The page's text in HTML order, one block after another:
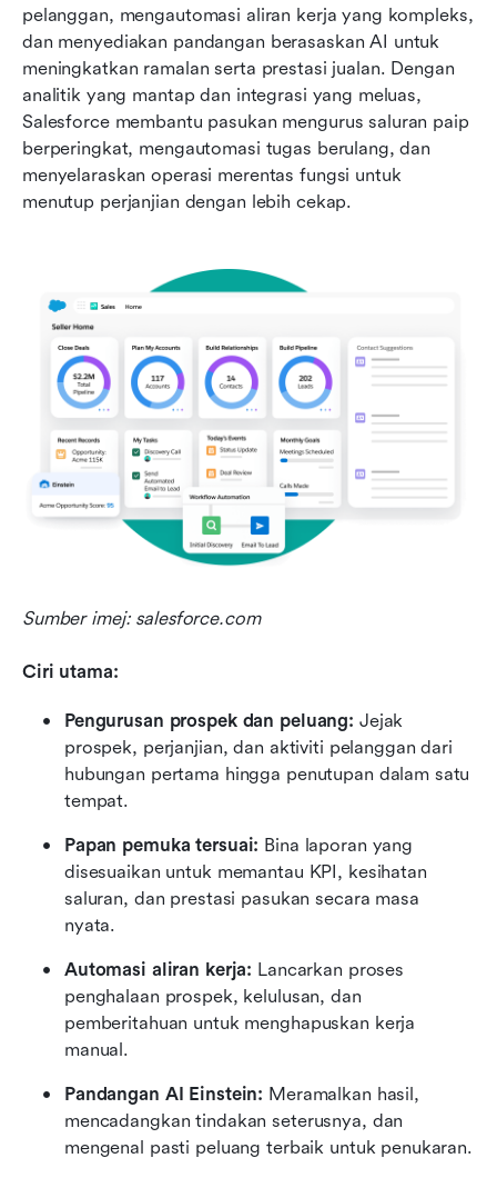
pelanggan, mengautomasi aliran kerja yang kompleks,
dan menyediakan pandangan berasaskan AI untuk
meningkatkan ramalan serta prestasi jualan. Dengan
analitik yang mantap dan integrasi yang meluas,
Salesforce membantu pasukan mengurus saluran paip
berperingkat, mengautomasi tugas berulang, dan
menyelaraskan operasi merentas fungsi untuk
menutup perjanjian dengan lebih cekap.
Sumber imej: salesforce.com
Ciri utama:
Pengurusan prospek dan peluang: Jejak
prospek, perjanjian, dan aktiviti pelanggan dari
hubungan pertama hingga penutupan dalam satu
tempat.
Papan pemuka tersuai: Bina laporan yang
disesuaikan untuk memantau KPI, kesihatan
saluran, dan prestasi pasukan secara masa
nyata.
Automasi aliran kerja: Lancarkan proses
penghalaan prospek, kelulusan, dan
pemberitahuan untuk menghapuskan kerja
manual.
Pandangan AI Einstein: Meramalkan hasil,
mencadangkan tindakan seterusnya, dan
mengenal pasti peluang terbaik untuk penukaran.